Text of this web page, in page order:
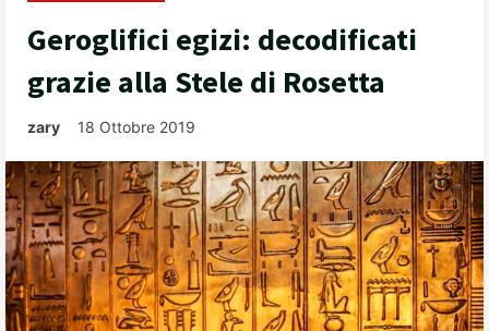
Geroglifici egizi: decodificati
grazie alla Stele di Rosetta
zary 18 Ottobre 2019